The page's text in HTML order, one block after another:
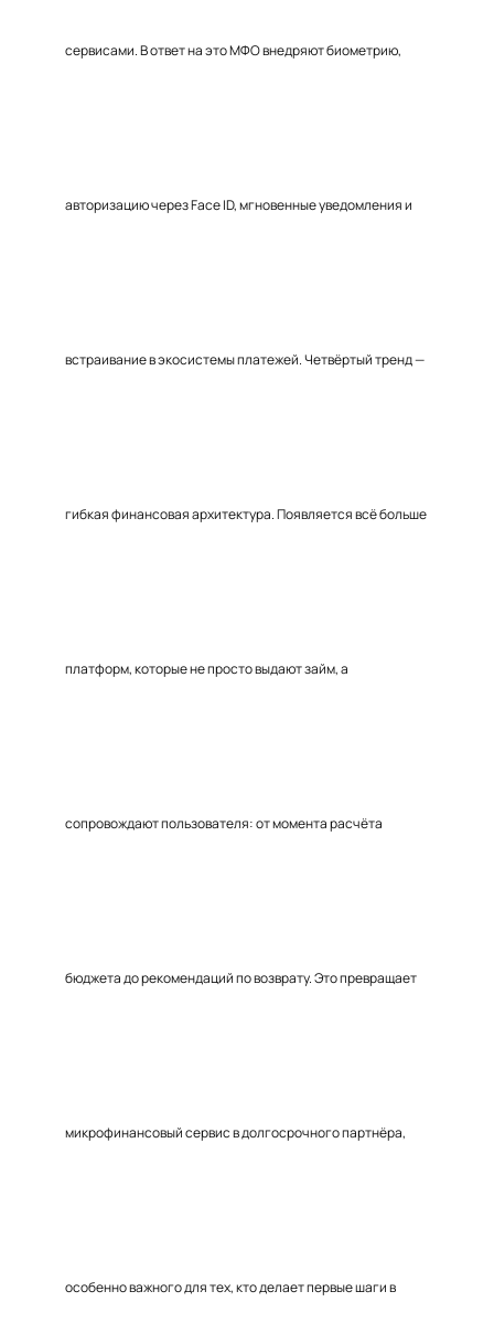
сервисами. В ответ на это МФО внедряют биометрию,
авторизацию через Face ID, мгновенные уведомления и
встраивание в экосистемы платежей. Четвёртый тренд —
гибкая финансовая архитектура. Появляется всё больше
платформ, которые не просто выдают займ, а
сопровождают пользователя: от момента расчёта
бюджета до рекомендаций по возврату. Это превращает
микрофинансовый сервис в долгосрочного партнёра,
особенно важного для тех, кто делает первые шаги в